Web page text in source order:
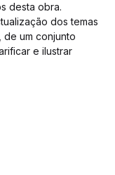
desta obra.
dos temas
um conjunto
e ilustrar